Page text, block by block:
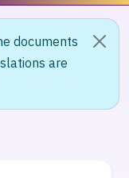
documents
are